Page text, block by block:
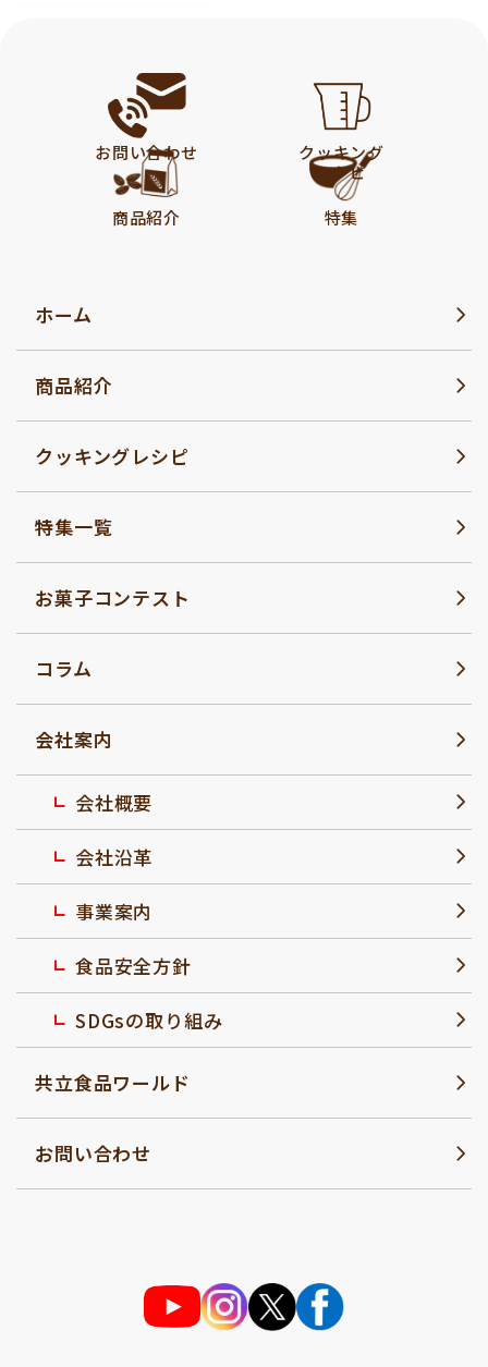
お問い合わせ
クッキング
レシピ
商品紹介
特集
ホーム
商品紹介
クッキングレシピ
特集一覧
お菓子コンテスト
コラム
会社案内
会社概要
会社沿革
事業案内
食品安全方針
SDGsの取り組み
共立食品ワールド
お問い合わせ